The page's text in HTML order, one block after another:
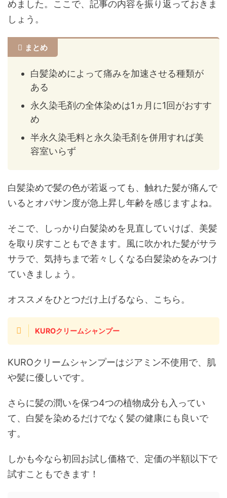
めました。ここで、記事の内容を振り返っておきま
しょう。
まとめ
白髪染めによって痛みを加速させる種類が
ある
永久染毛剤の全体染めは1ヵ月に1回がおすす
め
半永久染毛料と永久染毛剤を併用すれば美
容室いらず
白髪染めで髪の色が若返っても、触れた髪が痛んで
いるとオバサン度が急上昇し年齢を感じますよね。
そこで、しっかり白髪染めを見直していけば、美髪
を取り戻すこともできます。風に吹かれた髪がサラ
サラで、気持ちまで若々しくなる白髪染めをみつけ
ていきましょう。
オススメをひとつだけ上げるなら、こちら。
KUROクリームシャンプー
KUROクリームシャンプーはジアミン不使用で、肌
や髪に優しいです。
さらに髪の潤いを保つ4つの植物成分も入ってい
て、白髪を染めるだけでなく髪の健康にも良いで
す。
しかも今なら初回お試し価格で、定価の半額以下で
試すこともできます！